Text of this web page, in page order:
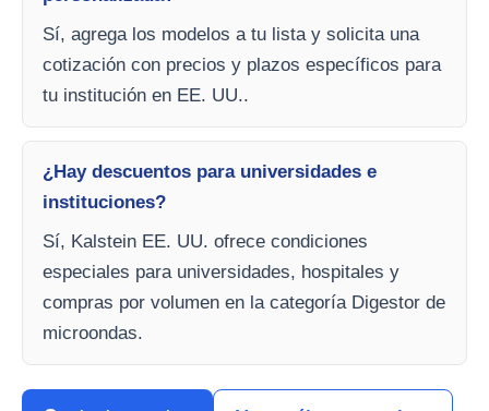
Sí, agrega los modelos a tu lista y solicita una
cotización con precios y plazos específicos para
tu institución en EE. UU..
¿Hay descuentos para universidades e
instituciones?
Sí, Kalstein EE. UU. ofrece condiciones
especiales para universidades, hospitales y
compras por volumen en la categoría Digestor de
microondas.